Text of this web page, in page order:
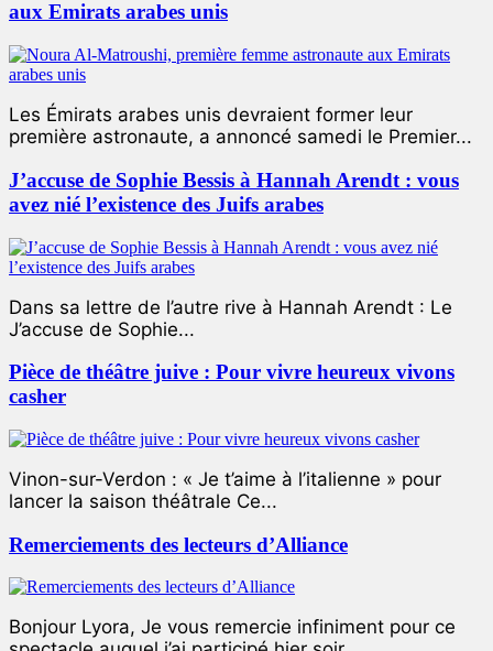
aux Emirats arabes unis
Les Émirats arabes unis devraient former leur
première astronaute, a annoncé samedi le Premier...
J’accuse de Sophie Bessis à Hannah Arendt : vous
avez nié l’existence des Juifs arabes
Dans sa lettre de l’autre rive à Hannah Arendt : Le
J’accuse de Sophie...
Pièce de théâtre juive : Pour vivre heureux vivons
casher
Vinon-sur-Verdon : « Je t’aime à l’italienne » pour
lancer la saison théâtrale Ce...
Remerciements des lecteurs d’Alliance
Bonjour Lyora, Je vous remercie infiniment pour ce